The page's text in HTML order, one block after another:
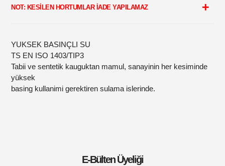
ürün
NOT: KESİLEN HORTUMLAR İADE YAPILAMAZ
YUKSEK BASINÇLI SU
TS EN ISO 1403/TIP3
Tabii ve sentetik kauguktan mamul, sanayinin her kesiminde
yüksek
basing kullanimi gerektiren sulama islerinde.
E-Bülten Üyeliği